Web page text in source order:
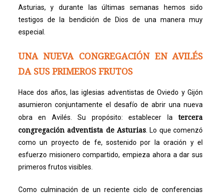
Asturias, y durante las últimas semanas hemos sido
testigos de la bendición de Dios de una manera muy
especial.
UNA NUEVA CONGREGACIÓN EN AVILÉS
DA SUS PRIMEROS FRUTOS
Hace dos años, las iglesias adventistas de Oviedo y Gijón
asumieron conjuntamente el desafío de abrir una nueva
obra en Avilés. Su propósito: establecer latercera
congregación adventista de Asturias . Lo que comenzó
como un proyecto de fe, sostenido por la oración y el
esfuerzo misionero compartido, empieza ahora a dar sus
primeros frutos visibles.
Como culminación de un reciente ciclo de conferencias